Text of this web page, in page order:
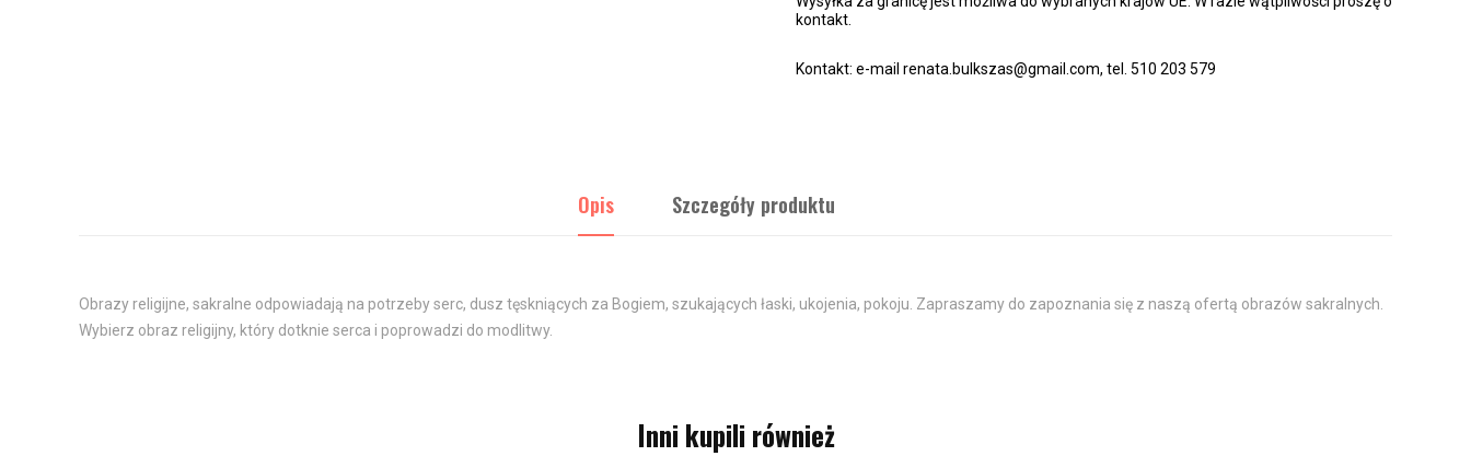
kontakt.
Kontakt: e-mail renata.bulkszas@gmail.com, tel. 510 203 579
Opis Szczegóły produktu
Obrazy religijne, sakralne odpowiadają na potrzeby serc, dusz tęskniących za Bogiem, szukających łaski, ukojenia, pokoju. Zapraszamy do zapoznania się z naszą ofertą obrazów sakralnych.
Wybierz obraz religijny, który dotknie serca i poprowadzi do modlitwy.
Inni kupili również